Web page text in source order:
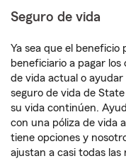
Seguro de vida
Ya sea que el
beneficiario a pagar
de vida actual o ayudar
seguro de vida de
su vida continúen.
con una póliza de vida
tiene opciones y
ajustan a casi todas las